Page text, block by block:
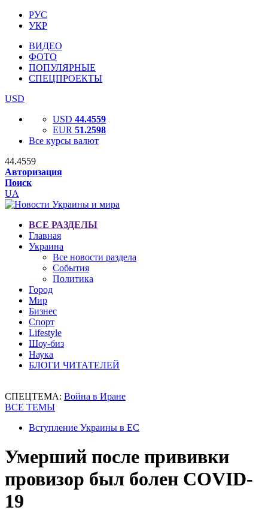
РУС
УКР
ВИДЕО
ФОТО
ПОПУЛЯРНЫЕ
СПЕЦПРОЕКТЫ
USD
USD 44.4559
EUR 51.2598
Все курсы валют
44.4559
Авторизация
Поиск
UA
ВСЕ РАЗДЕЛЫ
Главная
Украина
Все новости раздела
События
Политика
Город
Мир
Бизнес
Спорт
Lifestyle
Шоу-биз
Наука
БЛОГИ ЧИТАТЕЛЕЙ
СПЕЦТЕМА: Война в Иране
ВСЕ ТЕМЫ
Вступление Украины в ЕС
Умерший после прививки
провизор был болен COVID-
19